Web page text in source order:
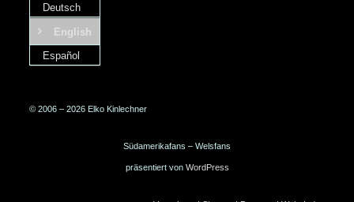
Deutsch
English
Español
© 2006 – 2026 Elko Kinlechner
Südamerikafans – Welsfans
präsentiert von WordPress